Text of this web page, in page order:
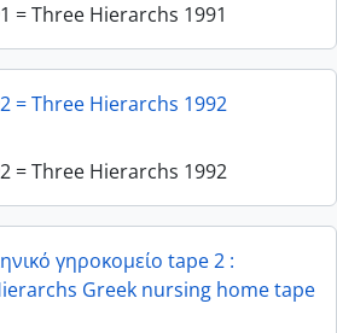
= Three Hierarchs 1991
= Three Hierarchs 1992
= Three Hierarchs 1992
γηροκομείο tape 2 :
Greek nursing home tape